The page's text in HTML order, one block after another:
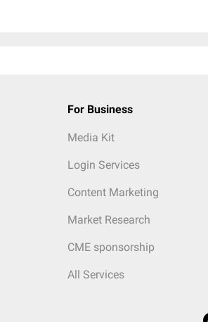
For Business
Media Kit
Login Services
Content Marketing
Market Research
CME sponsorship
All Services